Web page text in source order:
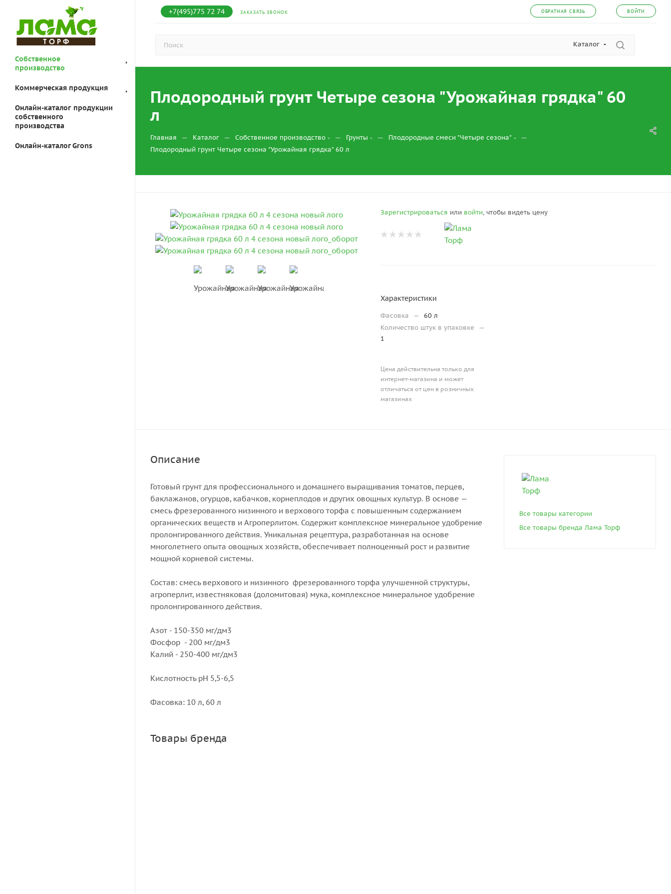
+7(495)775 72 74 ЗАКАЗАТЬ ЗВОНОК ОБРАТНАЯ СВЯЗЬ ВОЙТИ
Каталог
Собственное
производство
Коммерческая продукция
Онлайн-каталог продукции
собственного
производства
Онлайн-каталог Grons
Плодородный грунт Четыре сезона "Урожайная грядка" 60
л
Главная — Каталог — Собственное производство — Грунты — Плодородные смеси "Четыре сезона" —
Плодородный грунт Четыре сезона "Урожайная грядка" 60 л
Зарегистрироваться или войти, чтобы видеть цену
Характеристики
Фасовка —
60 л
Количество штук в упаковке
—
1
Цена действительна только для
интернет-магазина и может
отличаться от цен в розничных
магазинах
Описание
Готовый грунт для профессионального и домашнего выращивания томатов, перцев,
баклажанов, огурцов, кабачков, корнеплодов и других овощных культур. В основе —
смесь фрезерованного низинного и верхового торфа с повышенным содержанием
органических веществ и Агроперлитом. Содержит комплексное минеральное удобрение
пролонгированного действия. Уникальная рецептура, разработанная на основе
многолетнего опыта овощных хозяйств, обеспечивает полноценный рост и развитие
мощной корневой системы.
Состав: смесь верхового и низинного фрезерованного торфа улучшенной структуры,
агроперлит, известняковая (доломитовая) мука, комплексное минеральное удобрение
пролонгированного действия.
Азот - 150-350 мг/дм3
Фосфор - 200 мг/дм3
Калий - 250-400 мг/дм3
Кислотность рН 5,5-6,5
Фасовка: 10 л, 60 л
Товары бренда
Все товары категории
Все товары бренда Лама Торф